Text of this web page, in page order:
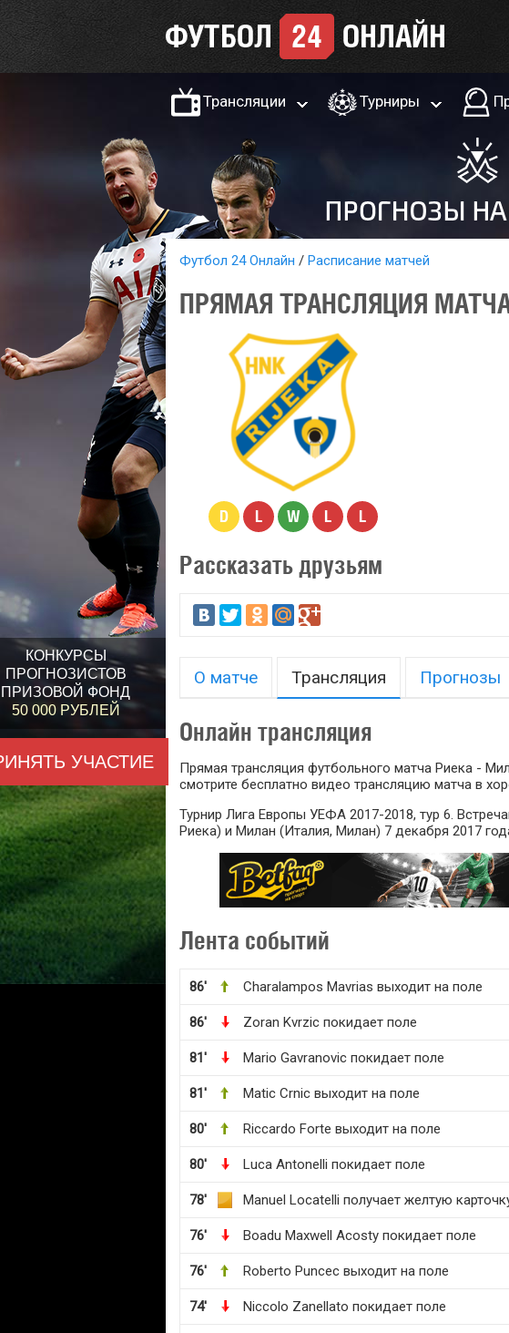
КОНКУРСЫ
ПРОГНОЗИСТОВ
ПРИЗОВОЙ ФОНД
50 000 РУБЛЕЙ
УЧАСТИЕ
Трансляции Турниры
Футбол 24 Онлайн Расписание матчей
ПРЯМАЯ ТРАНСЛЯЦИЯ
D L W L L
Рассказать друзьям
О матче Трансляция Прогнозы
Онлайн трансляция
Прямая трансляция футбольного матча Риека -
смотрите бесплатно видео трансляцию матча в
Турнир Лига Европы УЕФА 2017-2018, тур 6.
Риека) и Милан (Италия, Милан) 7 декабря 2017
Лента событий
86' Charalampos Mavrias выходит на поле
86' Zoran Kvrzic покидает поле
81' Mario Gavranovic покидает поле
81' Matic Crnic выходит на поле
80' Riccardo Forte выходит на поле
80' Luca Antonelli покидает поле
78' Manuel Locatelli получает желтую
76' Boadu Maxwell Acosty покидает поле
76' Roberto Puncec выходит на поле
74' Niccolo Zanellato покидает поле